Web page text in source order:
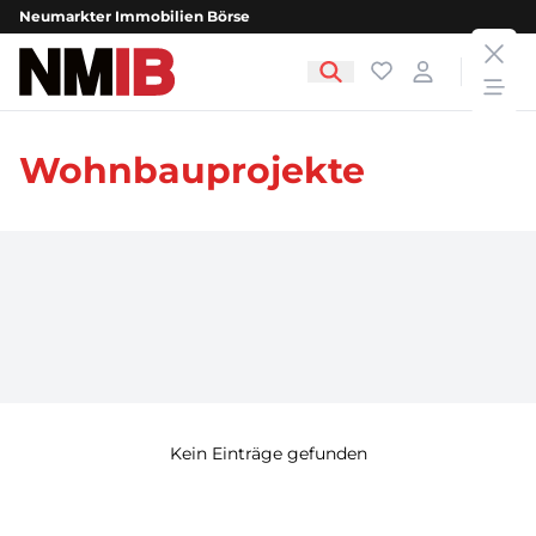
Neumarkter Immobilien Börse
NMIB - Neumarkter Immobilien BörseFavoriten
Login
Wohnbauprojekte
Kein Einträge gefunden